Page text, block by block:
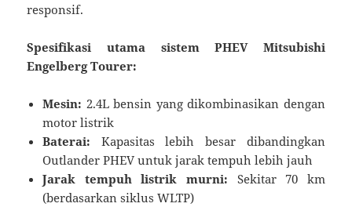
responsif.
Spesifikasi utama sistem PHEV Mitsubishi
Engelberg Tourer:
Mesin: 2.4L bensin yang dikombinasikan dengan
motor listrik
Baterai: Kapasitas lebih besar dibandingkan
Outlander PHEV untuk jarak tempuh lebih jauh
Jarak tempuh listrik murni: Sekitar 70 km
(berdasarkan siklus WLTP)